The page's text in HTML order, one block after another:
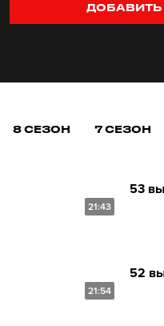
ДОБАВИТЬ
8 СЕЗОН 7 СЕЗОН
21:43
53
21:54
52